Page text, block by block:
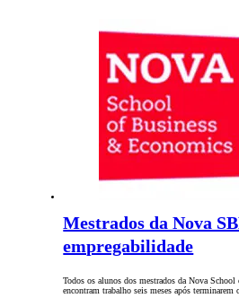
Mestrados da Nova
empregabilidade
Todos os alunos dos mestrados da Nova
encontram trabalho seis meses após